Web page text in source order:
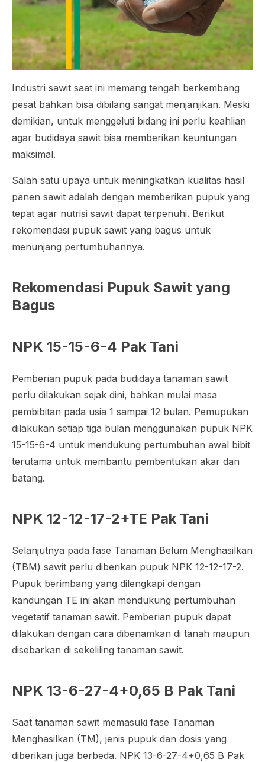
Industri sawit saat ini memang tengah berkembang
pesat bahkan bisa dibilang sangat menjanjikan. Meski
demikian, untuk menggeluti bidang ini perlu keahlian
agar budidaya sawit bisa memberikan keuntungan
maksimal.
Salah satu upaya untuk meningkatkan kualitas hasil
panen sawit adalah dengan memberikan pupuk yang
tepat agar nutrisi sawit dapat terpenuhi. Berikut
rekomendasi pupuk sawit yang bagus untuk
menunjang pertumbuhannya.
Rekomendasi Pupuk Sawit yang
Bagus
NPK 15-15-6-4 Pak Tani
Pemberian pupuk pada budidaya tanaman sawit
perlu dilakukan sejak dini, bahkan mulai masa
pembibitan pada usia 1 sampai 12 bulan. Pemupukan
dilakukan setiap tiga bulan menggunakan pupuk NPK
15-15-6-4 untuk mendukung pertumbuhan awal bibit
terutama untuk membantu pembentukan akar dan
batang.
NPK 12-12-17-2+TE Pak Tani
Selanjutnya pada fase Tanaman Belum Menghasilkan
(TBM) sawit perlu diberikan pupuk NPK 12-12-17-2.
Pupuk berimbang yang dilengkapi dengan
kandungan TE ini akan mendukung pertumbuhan
vegetatif tanaman sawit. Pemberian pupuk dapat
dilakukan dengan cara dibenamkan di tanah maupun
disebarkan di sekeliling tanaman sawit.
NPK 13-6-27-4+0,65 B Pak Tani
Saat tanaman sawit memasuki fase Tanaman
Menghasilkan (TM), jenis pupuk dan dosis yang
diberikan juga berbeda. NPK 13-6-27-4+0,65 B Pak